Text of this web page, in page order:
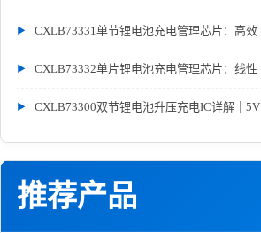
CXLB73331单节锂电池充电管理芯片：高效
CXLB73332单片锂电池充电管理芯片：线性
CXLB73300双节锂电池升压充电IC详解｜5V
推荐产品